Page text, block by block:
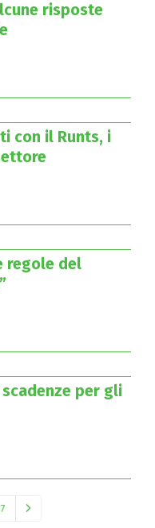
risposte
con il Runts, i
regole del
per gli